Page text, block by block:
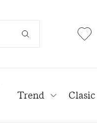
Trend Clasic